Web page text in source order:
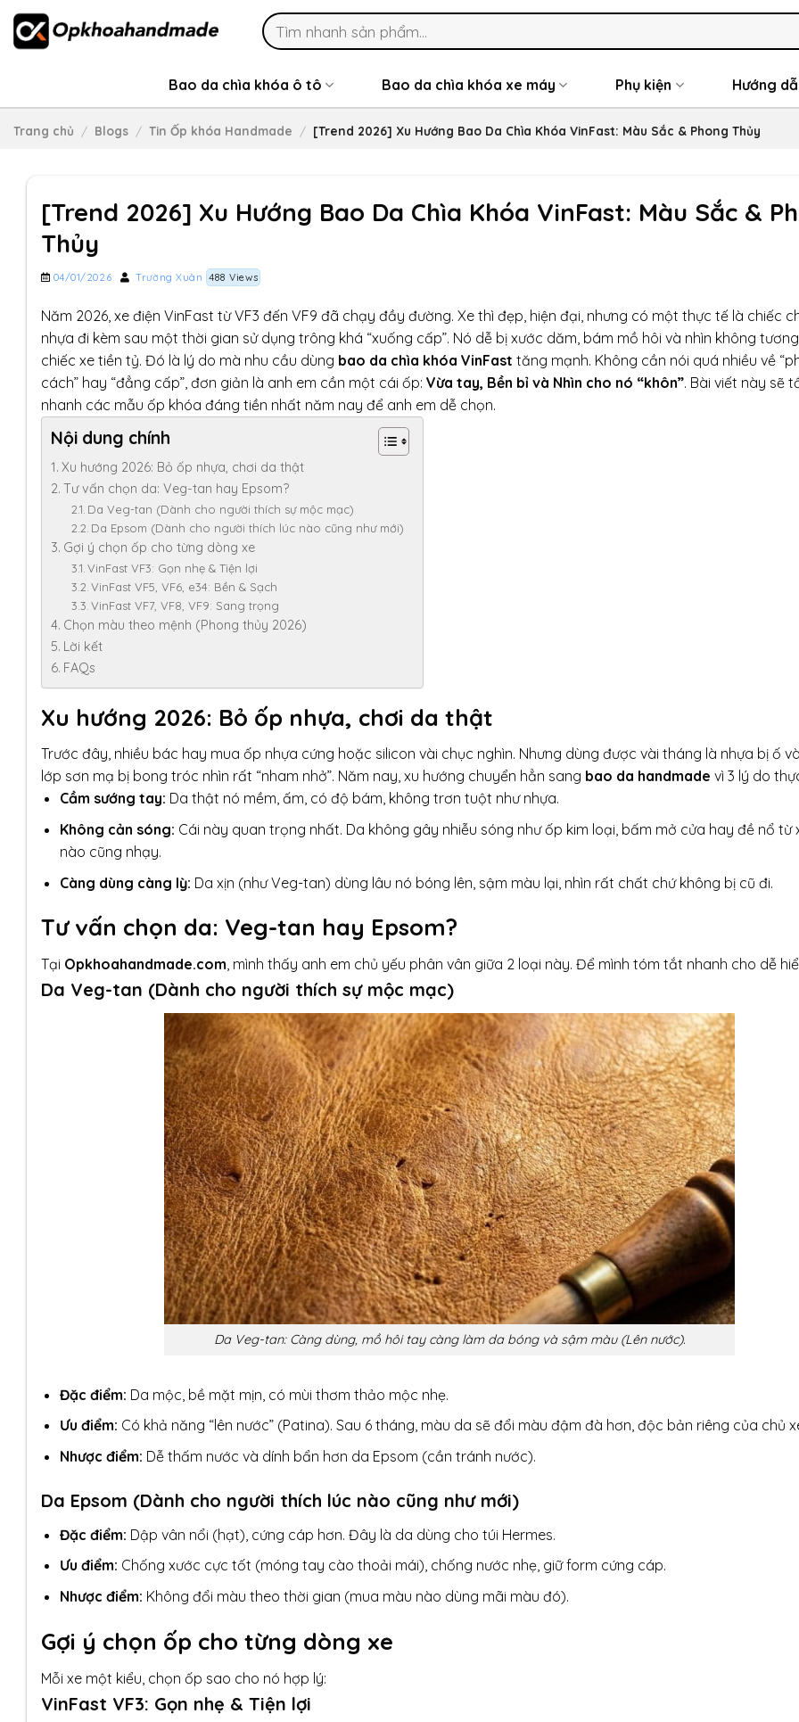
Skip
content
Search
for:
Bao da chìa khóa ô tô Bao da chìa khóa xe máy Phụ kiện Hướng
Trang chủ / Blogs / Tin Ốp khóa Handmade / [Trend 2026] Xu Hướng Bao Da Chìa Khóa VinFast: Màu Sắc & Phong Thủy
[Trend 2026] Xu Hướng Bao Da Chìa Khóa VinFast: Màu Sắc &
Thủy
04/01/2026 Trường Xuân 488 Views
Năm 2026, xe điện VinFast từ VF3 đến VF9 đã chạy đầy đường. Xe thì đẹp, hiện đại, nhưng có một thực tế là chiếc
nhựa đi kèm sau một thời gian sử dụng trông khá “xuống cấp”. Nó dễ bị xước dăm, bám mồ hôi và nhìn không
chiếc xe tiền tỷ. Đó là lý do mà nhu cầu dùng bao da chìa khóa VinFast tăng mạnh. Không cần nói quá nhiều về
cách” hay “đẳng cấp”, đơn giản là anh em cần một cái ốp: Vừa tay, Bền bỉ và Nhìn cho nó “khôn”. Bài viết này sẽ
nhanh các mẫu ốp khóa đáng tiền nhất năm nay để anh em dễ chọn.
Nội dung chính
Xu hướng 2026: Bỏ ốp nhựa, chơi da thật
Tư vấn chọn da: Veg-tan hay Epsom?
Da Veg-tan (Dành cho người thích sự mộc mạc)
Da Epsom (Dành cho người thích lúc nào cũng như mới)
Gợi ý chọn ốp cho từng dòng xe
VinFast VF3: Gọn nhẹ & Tiện lợi
VinFast VF5, VF6, e34: Bền & Sạch
VinFast VF7, VF8, VF9: Sang trọng
Chọn màu theo mệnh (Phong thủy 2026)
Lời kết
FAQs
Xu hướng 2026: Bỏ ốp nhựa, chơi da thật
Trước đây, nhiều bác hay mua ốp nhựa cứng hoặc silicon vài chục nghìn. Nhưng dùng được vài tháng là nhựa bị ố
lớp sơn mạ bị bong tróc nhìn rất “nham nhở”. Năm nay, xu hướng chuyển hẳn sang bao da handmade vì 3 lý do
Cầm sướng tay: Da thật nó mềm, ấm, có độ bám, không trơn tuột như nhựa.
Không cản sóng: Cái này quan trọng nhất. Da không gây nhiễu sóng như ốp kim loại, bấm mở cửa hay đề nổ từ
nào cũng nhạy.
Càng dùng càng lỳ: Da xịn (như Veg-tan) dùng lâu nó bóng lên, sậm màu lại, nhìn rất chất chứ không bị cũ đi.
Tư vấn chọn da: Veg-tan hay Epsom?
Tại Opkhoahandmade.com, mình thấy anh em chủ yếu phân vân giữa 2 loại này. Để mình tóm tắt nhanh cho dễ
Da Veg-tan (Dành cho người thích sự mộc mạc)
Da Veg-tan: Càng dùng, mồ hôi tay càng làm da bóng và sậm màu (Lên nước).
Đặc điểm: Da mộc, bề mặt mịn, có mùi thơm thảo mộc nhẹ.
Ưu điểm: Có khả năng “lên nước” (Patina). Sau 6 tháng, màu da sẽ đổi màu đậm đà hơn, độc bản riêng của chủ
Nhược điểm: Dễ thấm nước và dính bẩn hơn da Epsom (cần tránh nước).
Da Epsom (Dành cho người thích lúc nào cũng như mới)
Đặc điểm: Dập vân nổi (hạt), cứng cáp hơn. Đây là da dùng cho túi Hermes.
Ưu điểm: Chống xước cực tốt (móng tay cào thoải mái), chống nước nhẹ, giữ form cứng cáp.
Nhược điểm: Không đổi màu theo thời gian (mua màu nào dùng mãi màu đó).
Gợi ý chọn ốp cho từng dòng xe
Mỗi xe một kiểu, chọn ốp sao cho nó hợp lý:
VinFast VF3: Gọn nhẹ & Tiện lợi